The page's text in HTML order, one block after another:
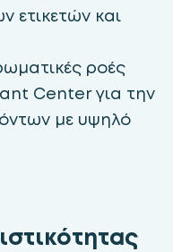
ετικετών και
ροές
Center για την
με υψηλό